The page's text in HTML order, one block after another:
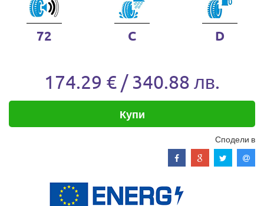
72 C D
174.29 € / 340.88 лв.
Купи
Сподели в